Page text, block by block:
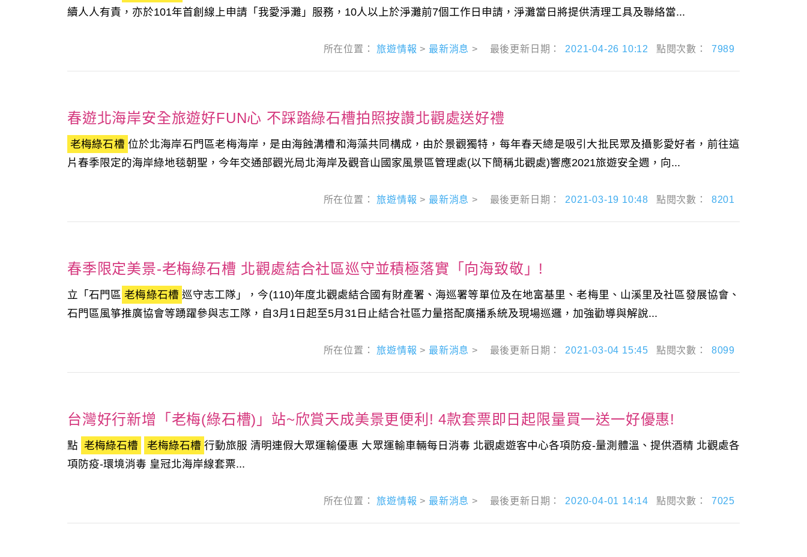
續人人有責，亦於101年首創線上申請「我愛淨灘」服務，10人以上於淨灘前7個工作日申請，淨灘當日將提供清理工具及聯絡當...
所在位置：旅遊情報 > 最新消息 > 最後更新日期： 2021-04-26 10:12 點閱次數： 7989
春遊北海岸安全旅遊好FUN心 不踩踏綠石槽拍照按讚北觀處送好禮
老梅綠石槽 位於北海岸石門區老梅海岸，是由海蝕溝槽和海藻共同構成，由於景觀獨特，每年春天總是吸引大批民眾及攝影愛好者，前往這
片春季限定的海岸綠地毯朝聖，今年交通部觀光局北海岸及觀音山國家風景區管理處(以下簡稱北觀處)響應2021旅遊安全週，向...
所在位置：旅遊情報 > 最新消息 > 最後更新日期： 2021-03-19 10:48 點閱次數： 8201
春季限定美景-老梅綠石槽 北觀處結合社區巡守並積極落實「向海致敬」!
立「石門區 老梅綠石槽 巡守志工隊」，今(110)年度北觀處結合國有財產署、海巡署等單位及在地富基里、老梅里、山溪里及社區發展協會、
石門區風箏推廣協會等踴躍參與志工隊，自3月1日起至5月31日止結合社區力量搭配廣播系統及現場巡邏，加強勸導與解說...
所在位置：旅遊情報 > 最新消息 > 最後更新日期： 2021-03-04 15:45 點閱次數： 8099
台灣好行新增「老梅(綠石槽)」站~欣賞天成美景更便利! 4款套票即日起限量買一送一好優惠!
點 老梅綠石槽 老梅綠石槽 行動旅服 清明連假大眾運輸優惠 大眾運輸車輛每日消毒 北觀處遊客中心各項防疫-量測體溫、提供酒精 北觀處各
項防疫-環境消毒 皇冠北海岸線套票...
所在位置：旅遊情報 > 最新消息 > 最後更新日期： 2020-04-01 14:14 點閱次數： 7025